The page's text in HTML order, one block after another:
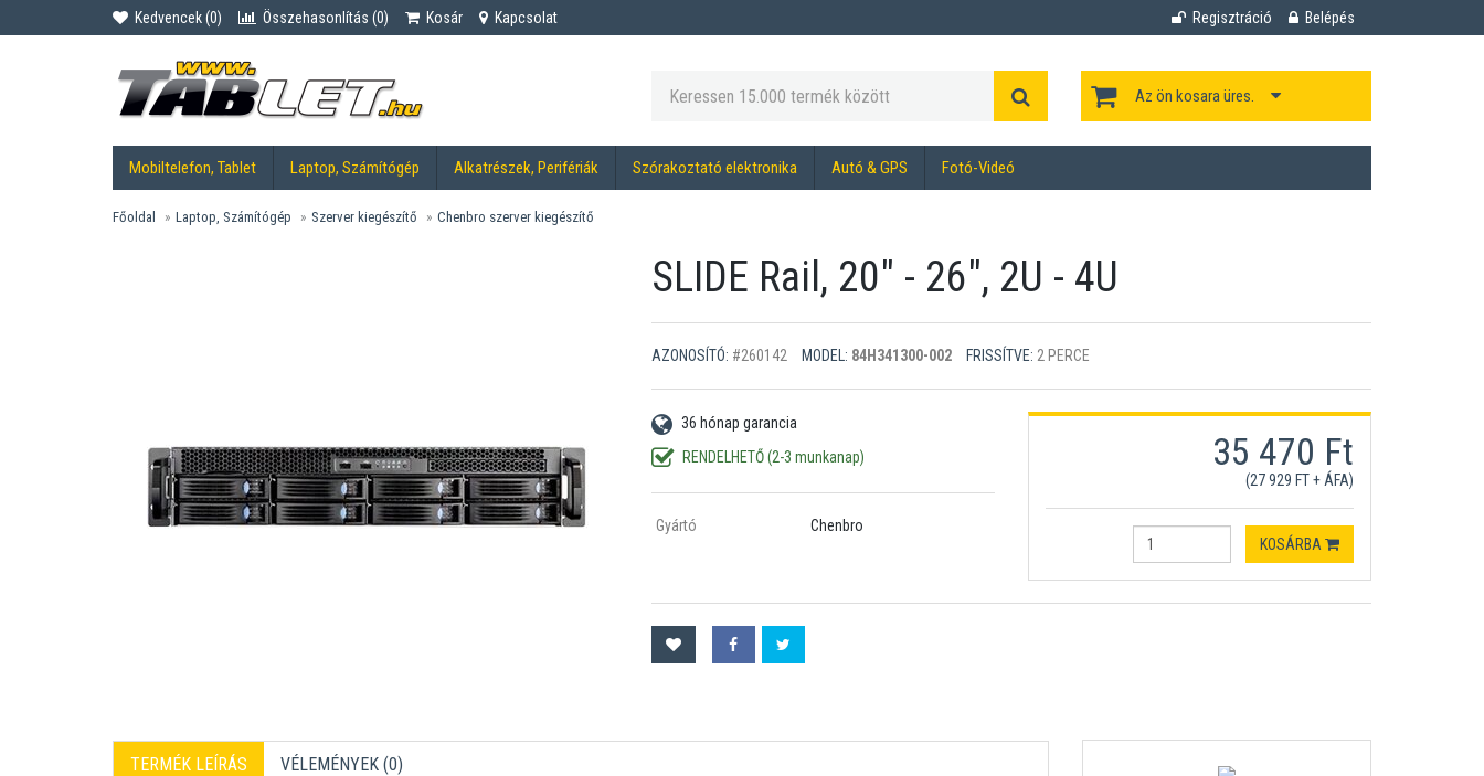
Kedvencek (0) Összehasonlítás (0) Kosár Kapcsolat Regisztráció Belépés
Az ön kosara üres.
Mobiltelefon, Tablet Laptop, Számítógép Alkatrészek, Perifériák Szórakoztató elektronika Autó & GPS Fotó-Videó
Főoldal Laptop, Számítógép Szerver kiegészítő Chenbro szerver kiegészítő
SLIDE Rail, 20" - 26", 2U - 4U
AZONOSÍTÓ: #260142 MODEL: 84H341300-002 FRISSÍTVE: 2 PERCE
36 hónap garancia
RENDELHETŐ (2-3 munkanap)
Gyártó Chenbro
35 470 Ft
(27 929 FT + ÁFA)
KOSÁRBA
TERMÉK LEÍRÁS VÉLEMÉNYEK (0)